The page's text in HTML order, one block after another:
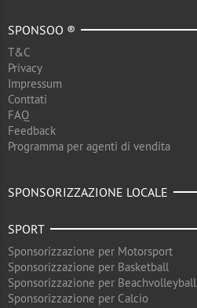
SPONSOO ®
T&C
Privacy
Impressum
Conttati
FAQ
Feedback
Programma per agenti di vendita
SPONSORIZZAZIONE LOCALE
SPORT
Sponsorizzazione per Motorsport
Sponsorizzazione per Basketball
Sponsorizzazione per Beachvolleyball
Sponsorizzazione per Calcio